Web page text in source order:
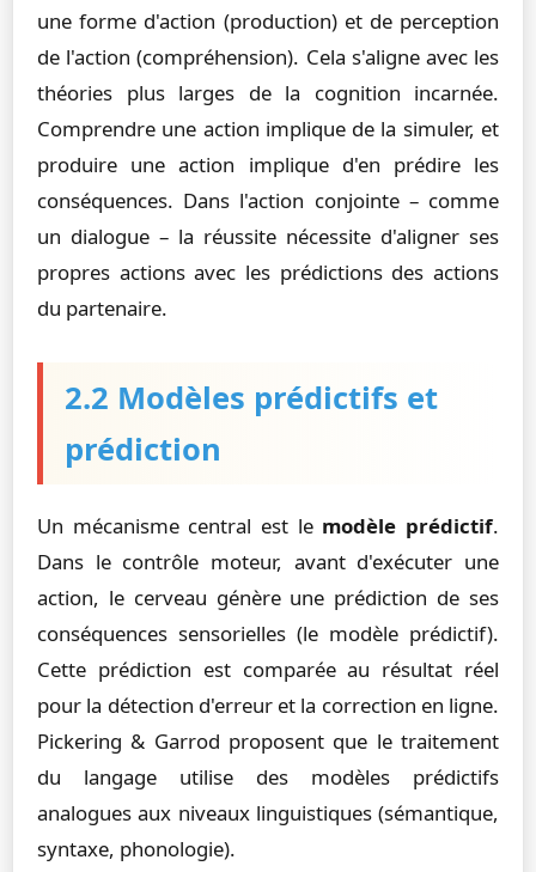
une forme d'action (production) et de perception
de l'action (compréhension). Cela s'aligne avec les
théories plus larges de la cognition incarnée.
Comprendre une action implique de la simuler, et
produire une action implique d'en prédire les
conséquences. Dans l'action conjointe – comme
un dialogue – la réussite nécessite d'aligner ses
propres actions avec les prédictions des actions
du partenaire.
2.2 Modèles prédictifs et
prédiction
Un mécanisme central est le modèle prédictif.
Dans le contrôle moteur, avant d'exécuter une
action, le cerveau génère une prédiction de ses
conséquences sensorielles (le modèle prédictif).
Cette prédiction est comparée au résultat réel
pour la détection d'erreur et la correction en ligne.
Pickering & Garrod proposent que le traitement
du langage utilise des modèles prédictifs
analogues aux niveaux linguistiques (sémantique,
syntaxe, phonologie).